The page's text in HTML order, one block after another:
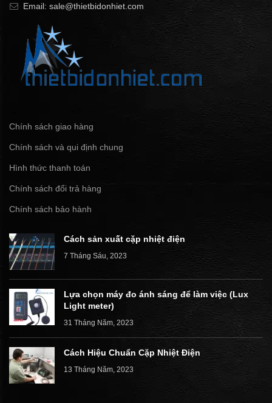
Email: sale@thietbidonhiet.com
Chính sách giao hàng
Chính sách và qui định chung
Hình thức thanh toán
Chính sách đổi trả hàng
Chính sách bảo hành
Cách sản xuất cặp nhiệt điện
7 Tháng Sáu, 2023
Lựa chọn máy đo ánh sáng để làm việc (Lux
Light meter)
31 Tháng Năm, 2023
Cách Hiệu Chuẩn Cặp Nhiệt Điện
13 Tháng Năm, 2023